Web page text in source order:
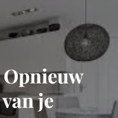
je